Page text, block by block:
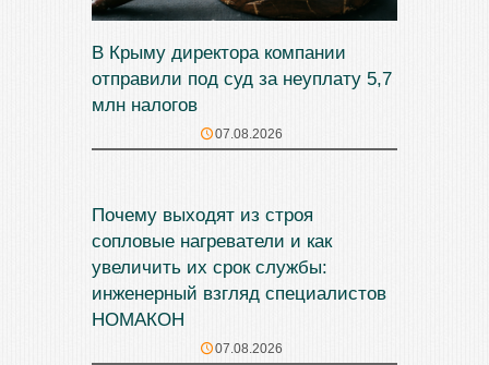
В Крыму директора компании
отправили под суд за неуплату 5,7
млн налогов
07.08.2026
Почему выходят из строя
сопловые нагреватели и как
увеличить их срок службы:
инженерный взгляд специалистов
НОМАКОН
07.08.2026